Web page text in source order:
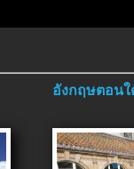
อังกฤษตอนใ